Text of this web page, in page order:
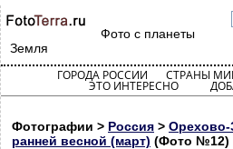
Фото с планеты
Земля
ГОРОДА РОССИИ СТРАНЫ
ЭТО ИНТЕРЕСНО
Фотографии > Россия > Орехово-
ранней весной (март) (Фото №12)